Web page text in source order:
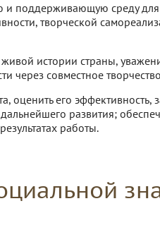
поддерживающую среду для
творческой
истории страны,
через совместное
оценить его эффективность,
развития;
работы.